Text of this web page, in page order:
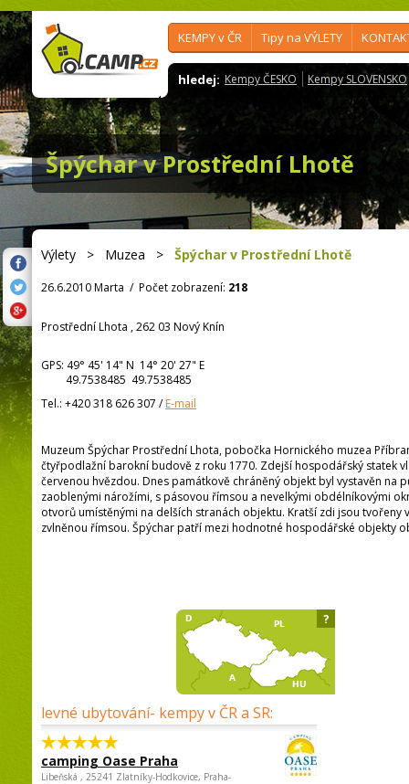
KEMPY v ČR Tipy na VÝLETY
hledej: Kempy ČESKO Kempy SLOVENSKO
Špýchar v Prostřední Lhotě
Výlety > Muzea > Špýchar v Prostřední Lhotě
26.6.2010 Marta / Počet zobrazení: 218
Prostřední Lhota , 262 03 Nový Knín
GPS: 49° 45' 14" N 14° 20' 27" E
49.7538485 49.7538485
Tel.: +420 318 626 307 /E-mail
Muzeum Špýchar Prostřední Lhota, pobočka Hornického muzea
čtyřpodlažní barokní budově z roku 1770. Zdejší hospodářský statek
červenou hvězdou. Dnes památkově chráněný objekt byl vystavěn na
zaoblenými nárožími, s pásovou římsou a nevelkými obdélníkovými
otvorů umístěnými na delších stranách objektu. Kratší zdi jsou tvořeny
zvlněnou římsou. Špýchar patří mezi hodnotné hospodářské objekty
levné ubytování- kempy v ČR a SR:
camping Oase Praha
Libeňská , 25241 Zlatníky-Hodkovice, Praha-
?